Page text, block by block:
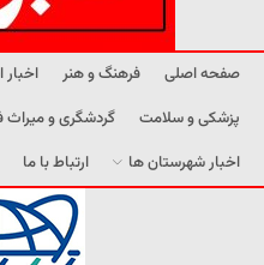
صفحه اصلی فرهنگ و هنر
پزشکی و سلامت
گردشگری و میراث
اخبار شهرستان ها
ارتباط با ما